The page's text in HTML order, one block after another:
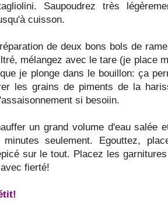
Saupoudrez très
cuisson.
de deux bons bols de
mélangez avec le tare (je place
je plonge dans le bouillon: ça
les grains de piments de la
si besoiin.
un grand volume d'eau salée
minutes seulement. Egouttez,
sur le tout. Placez les
fierté!